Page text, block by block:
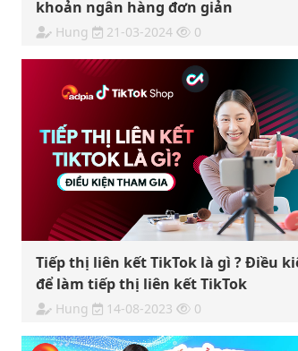
khoản ngân hàng đơn giản
Hung 21-03-2024 0
Tiếp thị liên kết TikTok là gì ? Điều
để làm tiếp thị liên kết TikTok
Hung 14-08-2023 0